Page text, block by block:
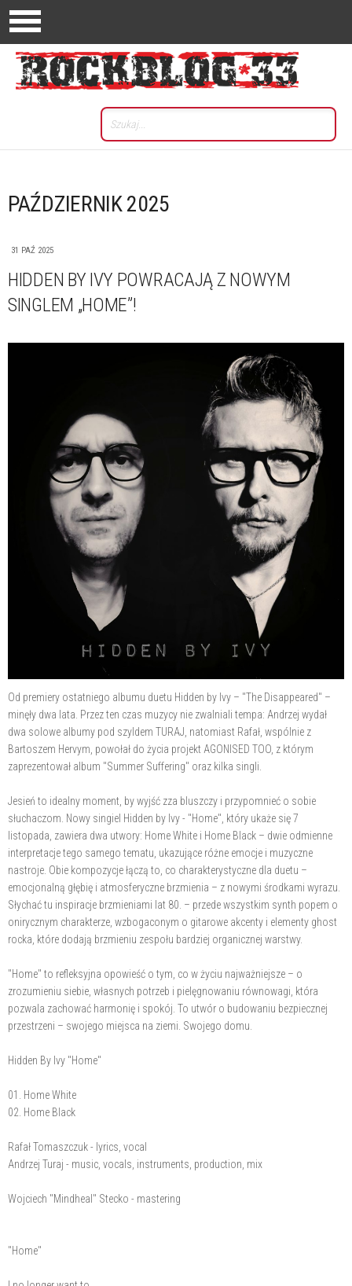
PAŹDZIERNIK 2025
31 PAŹ 2025
HIDDEN BY IVY POWRACAJĄ Z NOWYM
SINGLEM „HOME”!
Od premiery ostatniego albumu duetu Hidden by Ivy – "The Disappeared" –
minęły dwa lata. Przez ten czas muzycy nie zwalniali tempa: Andrzej wydał
dwa solowe albumy pod szyldem TURAJ, natomiast Rafał, wspólnie z
Bartoszem Hervym, powołał do życia projekt AGONISED TOO, z którym
zaprezentował album "Summer Suffering" oraz kilka singli.
Jesień to idealny moment, by wyjść zza bluszczy i przypomnieć o sobie
słuchaczom. Nowy singiel Hidden by Ivy - "Home", który ukaże się 7
listopada, zawiera dwa utwory: Home White i Home Black – dwie odmienne
interpretacje tego samego tematu, ukazujące różne emocje i muzyczne
nastroje. Obie kompozycje łączą to, co charakterystyczne dla duetu –
emocjonalną głębię i atmosferyczne brzmienia – z nowymi środkami wyrazu.
Słychać tu inspiracje brzmieniami lat 80. – przede wszystkim synth popem o
onirycznym charakterze, wzbogaconym o gitarowe akcenty i elementy ghost
rocka, które dodają brzmieniu zespołu bardziej organicznej warstwy.
"Home" to refleksyjna opowieść o tym, co w życiu najważniejsze – o
zrozumieniu siebie, własnych potrzeb i pielęgnowaniu równowagi, która
pozwala zachować harmonię i spokój. To utwór o budowaniu bezpiecznej
przestrzeni – swojego miejsca na ziemi. Swojego domu.
Hidden By Ivy "Home"
01. Home White
02. Home Black
Rafał Tomaszczuk - lyrics, vocal
Andrzej Turaj - music, vocals, instruments, production, mix
Wojciech "Mindheal" Stecko - mastering
"Home"